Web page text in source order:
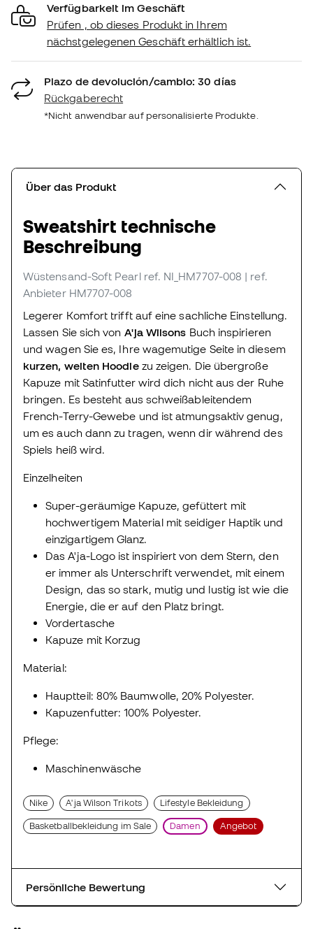
Verfügbarkeit im Geschäft
Prüfen , ob dieses Produkt in Ihrem
nächstgelegenen Geschäft erhältlich ist.
Plazo de devolución/cambio: 30 días
Rückgaberecht
*Nicht anwendbar auf personalisierte Produkte.
Über das Produkt
Sweatshirt technische
Beschreibung
Wüstensand-Soft Pearl ref. NI_HM7707-008 | ref.
Anbieter HM7707-008
Legerer Komfort trifft auf eine sachliche Einstellung.
Lassen Sie sich von A'ja Wilsons Buch inspirieren
und wagen Sie es, Ihre wagemutige Seite in diesem
kurzen, weiten Hoodiezu zeigen. Die übergroße
Kapuze mit Satinfutter wird dich nicht aus der Ruhe
bringen. Es besteht aus schweißableitendem
French-Terry-Gewebe und ist atmungsaktiv genug,
um es auch dann zu tragen, wenn dir während des
Spiels heiß wird.
Einzelheiten
Super-geräumige Kapuze, gefüttert mit
hochwertigem Material mit seidiger Haptik und
einzigartigem Glanz.
Das A'ja-Logo ist inspiriert von dem Stern, den
er immer als Unterschrift verwendet, mit einem
Design, das so stark, mutig und lustig ist wie die
Energie, die er auf den Platz bringt.
Vordertasche
Kapuze mit Korzug
Material:
Hauptteil: 80% Baumwolle, 20% Polyester.
Kapuzenfutter: 100% Polyester.
Pflege:
Maschinenwäsche
Nike A'ja Wilson Trikots Lifestyle Bekleidung
Basketballbekleidung im Sale Damen Angebot
Persönliche Bewertung